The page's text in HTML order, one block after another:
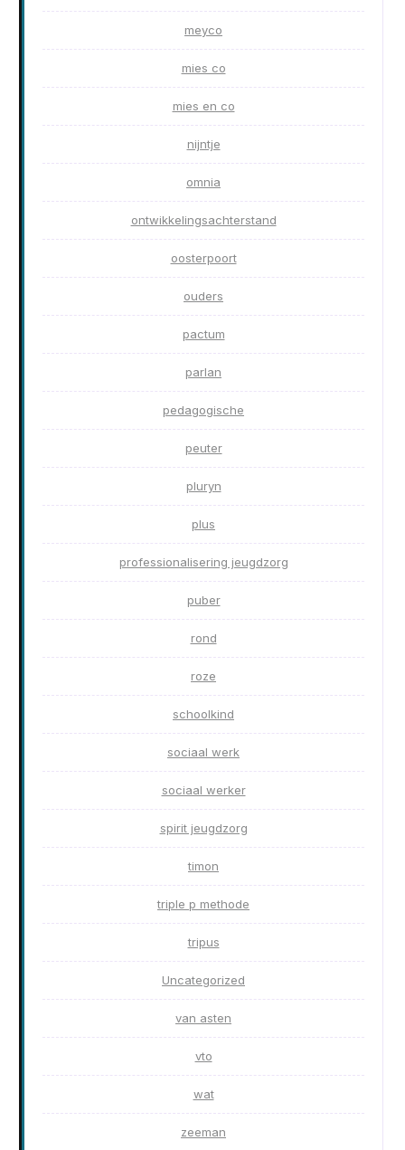
meyco
mies co
mies en co
nijntje
omnia
ontwikkelingsachterstand
oosterpoort
ouders
pactum
parlan
pedagogische
peuter
pluryn
plus
professionalisering jeugdzorg
puber
rond
roze
schoolkind
sociaal werk
sociaal werker
spirit jeugdzorg
timon
triple p methode
tripus
Uncategorized
van asten
vto
wat
zeeman